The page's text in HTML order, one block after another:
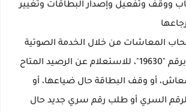
وتفعيل وإصدار البطاقات وتغيير
المعاشات من خلال الخدمة الصوتية
(IVR) من الاتصال برقم "19630"، للاستعلام عن الرصيد المتاح
أو وقف البطاقة حال ضياعها، أو
الرقم السري أو طلب رقم سري جديد حال